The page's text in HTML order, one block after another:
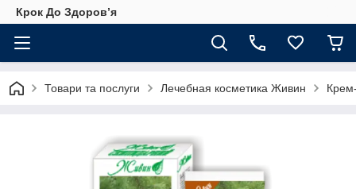
Крок До Здоровʼя
Товари та послуги Лечебная косметика Живин